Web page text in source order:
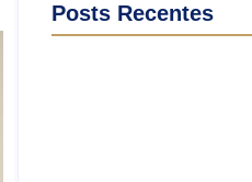
Posts Recentes